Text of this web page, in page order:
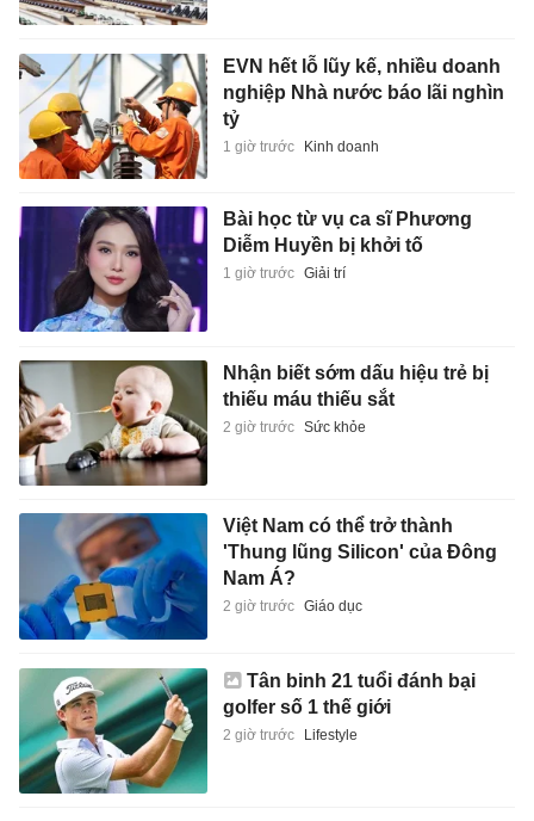
EVN hết lỗ lũy kế, nhiều doanh
nghiệp Nhà nước báo lãi nghìn
tỷ
1 giờ trước Kinh doanh
Bài học từ vụ ca sĩ Phương
Diễm Huyền bị khởi tố
1 giờ trước Giải trí
Nhận biết sớm dấu hiệu trẻ bị
thiếu máu thiếu sắt
2 giờ trước Sức khỏe
Việt Nam có thể trở thành
'Thung lũng Silicon' của Đông
Nam Á?
2 giờ trước Giáo dục
Tân binh 21 tuổi đánh bại
golfer số 1 thế giới
2 giờ trước Lifestyle